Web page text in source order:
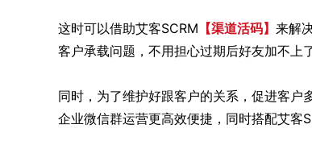
这时可以借助艾客SCRM 【渠道活码】 来解
客户承载问题，不用担心过期后好友加不上
同时，为了维护好跟客户的关系，促进客户
企业微信群运营更高效便捷，同时搭配艾客